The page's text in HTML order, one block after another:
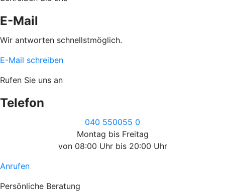
E-Mail
Wir antworten schnellstmöglich.
E-Mail schreiben
Rufen Sie uns an
Telefon
040 550055 0
Montag bis Freitag
von 08:00 Uhr bis 20:00 Uhr
Anrufen
Persönliche Beratung